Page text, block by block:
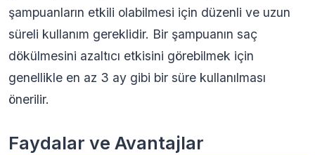
şampuanların etkili olabilmesi için düzenli ve uzun
süreli kullanım gereklidir. Bir şampuanın saç
dökülmesini azaltıcı etkisini görebilmek için
genellikle en az 3 ay gibi bir süre kullanılması
önerilir.
Faydalar ve Avantajlar